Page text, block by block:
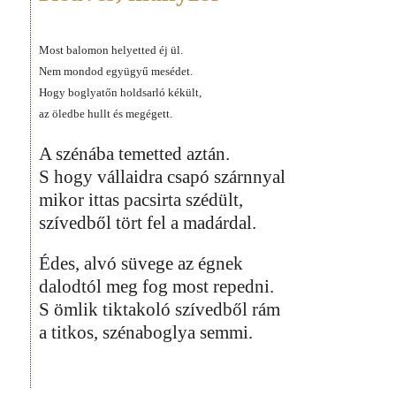
Most balomon helyetted éj ül.
Nem mondod együgyű mesédet.
Hogy boglyatőn holdsarló kékült,
az öledbe hullt és megégett.
A szénába temetted aztán.
S hogy vállaidra csapó szárnnyal
mikor ittas pacsirta szédült,
szívedből tört fel a madárdal.
Édes, alvó süvege az égnek
dalodtól meg fog most repedni.
S ömlik tiktakoló szívedből rám
a titkos, szénaboglya semmi.